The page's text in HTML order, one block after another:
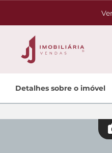
Lançamentos
Detalhes sobre o imóvel